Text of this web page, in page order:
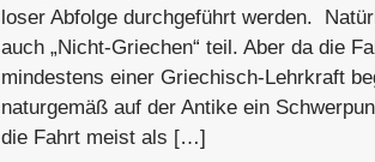
loser Abfolge durchgeführt werden.
auch „Nicht-Griechen“ teil. Aber da die
mindestens einer Griechisch-Lehrkraft
naturgemäß auf der Antike ein
die Fahrt meist als […]